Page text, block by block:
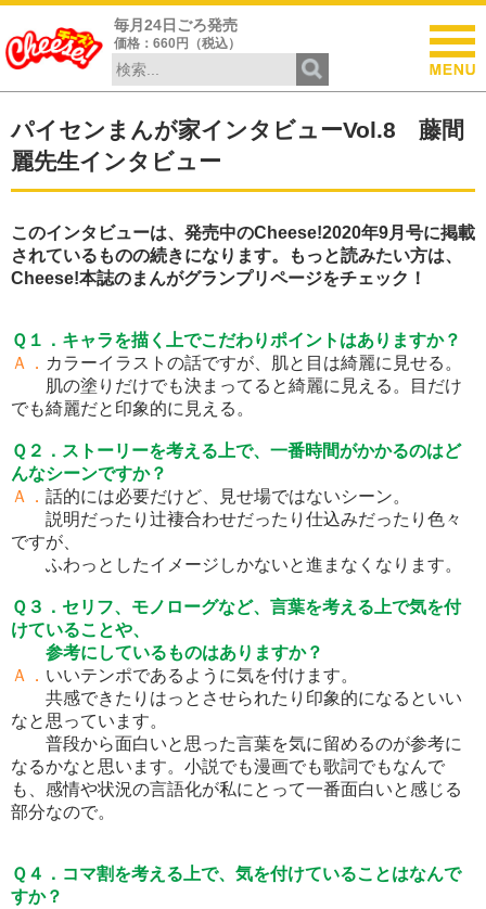
毎月24日ごろ発売
価格：660円（税込）
パイセンまんが家インタビューVol.8 藤間
麗先生インタビュー
このインタビューは、発売中のCheese!2020年9月号に掲載
されているものの続きになります。もっと読みたい方は、
Cheese!本誌のまんがグランプリページをチェック！
Ｑ１．キャラを描く上でこだわりポイントはありますか？
Ａ． カラーイラストの話ですが、肌と目は綺麗に見せる。
肌の塗りだけでも決まってると綺麗に見える。目だけ
でも綺麗だと印象的に見える。
Ｑ２．ストーリーを考える上で、一番時間がかかるのはど
んなシーンですか？
Ａ． 話的には必要だけど、見せ場ではないシーン。
説明だったり辻褄合わせだったり仕込みだったり色々
ですが、
ふわっとしたイメージしかないと進まなくなります。
Ｑ３．セリフ、モノローグなど、言葉を考える上で気を付
けていることや、
参考にしているものはありますか？
Ａ． いいテンポであるように気を付けます。
共感できたりはっとさせられたり印象的になるといい
なと思っています。
普段から面白いと思った言葉を気に留めるのが参考に
なるかなと思います。小説でも漫画でも歌詞でもなんで
も、感情や状況の言語化が私にとって一番面白いと感じる
部分なので。
Ｑ４．コマ割を考える上で、気を付けていることはなんで
すか？